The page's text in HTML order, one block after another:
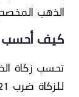
الذهب المخصص
كيف أحسب
للزكاة ضرب 21 قيراط ويقسم الناتج على 24